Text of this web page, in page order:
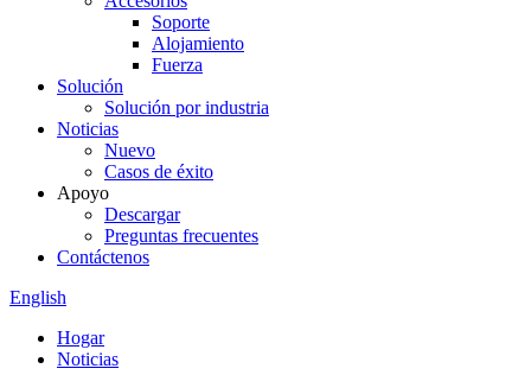
Soporte
Alojamiento
Fuerza
Solución
Solución por industria
Noticias
Nuevo
Casos de éxito
Apoyo
Descargar
Preguntas frecuentes
Contáctenos
English
Hogar
Noticias